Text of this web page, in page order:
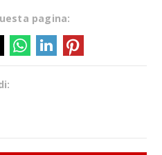
pagina: